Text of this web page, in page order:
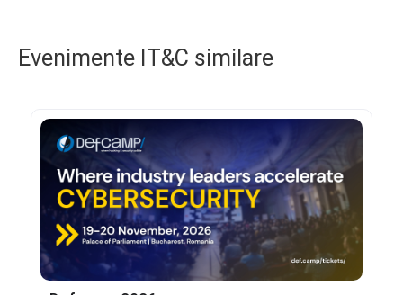
Evenimente IT&C similare